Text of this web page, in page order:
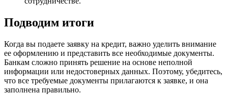
Подводим итоги
Когда вы подаете заявку на кредит, важно уделить внимание
ее оформлению и представить все необходимые документы.
Банкам сложно принять решение на основе неполной
информации или недостоверных данных. Поэтому, убедитесь,
что все требуемые документы прилагаются к заявке, и она
заполнена правильно.